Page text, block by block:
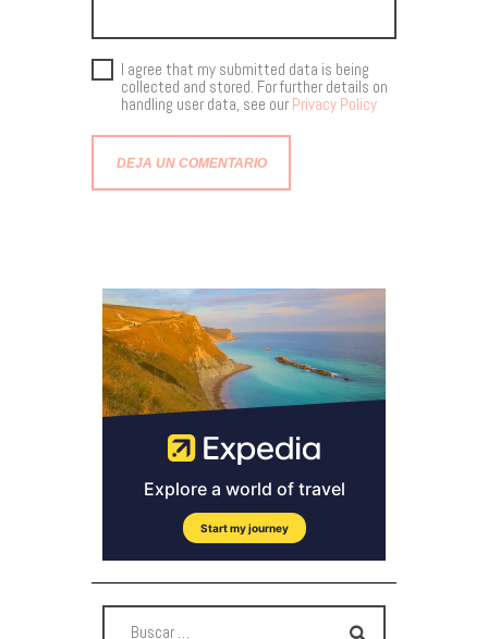
I agree that my submitted data is being
collected and stored. For further details on
handling user data, see our Privacy Policy